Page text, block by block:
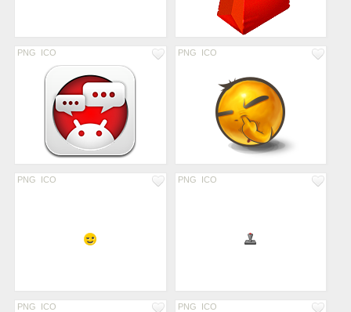
PNG ICO PNG ICO
PNG ICO PNG ICO
PNG ICO PNG ICO